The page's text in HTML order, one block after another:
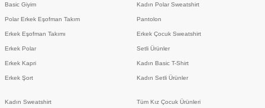
Basic Giyim
Polar Erkek Eşofman Takım
Erkek Eşofman Takımı
Erkek Polar
Erkek Kapri
Erkek Şort
Kadın Sweatshirt
Kadın Polar Sweatshirt
Pantolon
Erkek Çocuk Sweatshirt
Setli Ürünler
Kadın Basic T-Shirt
Kadın Setli Ürünler
Tüm Kız Çocuk Ürünleri